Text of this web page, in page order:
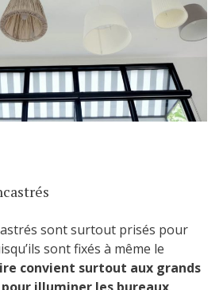
sont surtout prisés pour
sont fixés à même le
convient surtout aux grands